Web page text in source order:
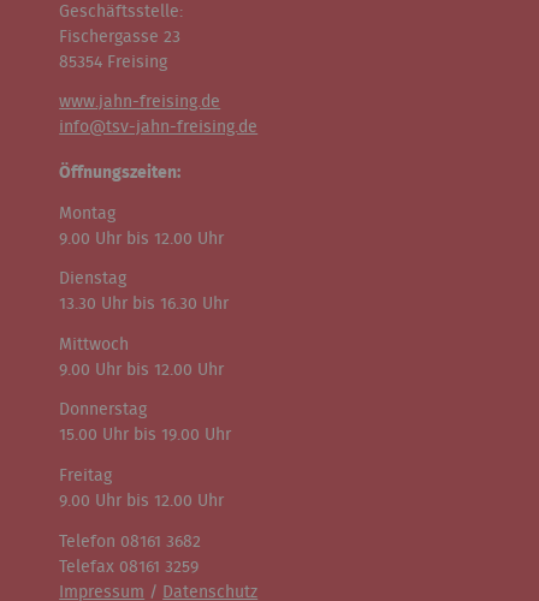
Geschäftsstelle:
Fischergasse 23
85354 Freising
www.jahn-freising.de
info@tsv-jahn-freising.de
Öffnungszeiten:
Montag
9.00 Uhr bis 12.00 Uhr
Dienstag
13.30 Uhr bis 16.30 Uhr
Mittwoch
9.00 Uhr bis 12.00 Uhr
Donnerstag
15.00 Uhr bis 19.00 Uhr
Freitag
9.00 Uhr bis 12.00 Uhr
Telefon 08161 3682
Telefax 08161 3259
Impressum / Datenschutz